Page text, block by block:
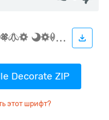
Decorate ZIP
этот шрифт?